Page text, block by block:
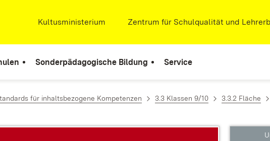
Extern:
Kultusministerium (Öffnet in neuem Fenster)
Extern:
Zentrum für Schulqualität und
Sonderpädagogische Bildung Service
für inhaltsbezogene Kompetenzen 3.3 Klassen 9/10 3.3.2 Fläche